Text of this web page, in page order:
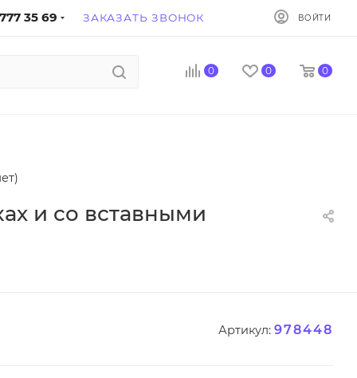
35 69 ЗАКАЗАТЬ ЗВОНОК ВОЙТИ
0 0 0
и со вставными
Артикул: 978448